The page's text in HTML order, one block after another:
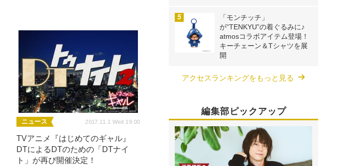
ニュース 2017.11.1 Wed 19:00
TVアニメ『はじめてのギャル』
DTによるDTのための「DTナイ
ト」が再び開催決定！
「モンチッチ」
が“TENKYU”の着ぐるみに♪
atmosコラボアイテム登場！
キーチェーン＆Tシャツを展
開
アクセスランキングをもっと見る
編集部ピックアップ